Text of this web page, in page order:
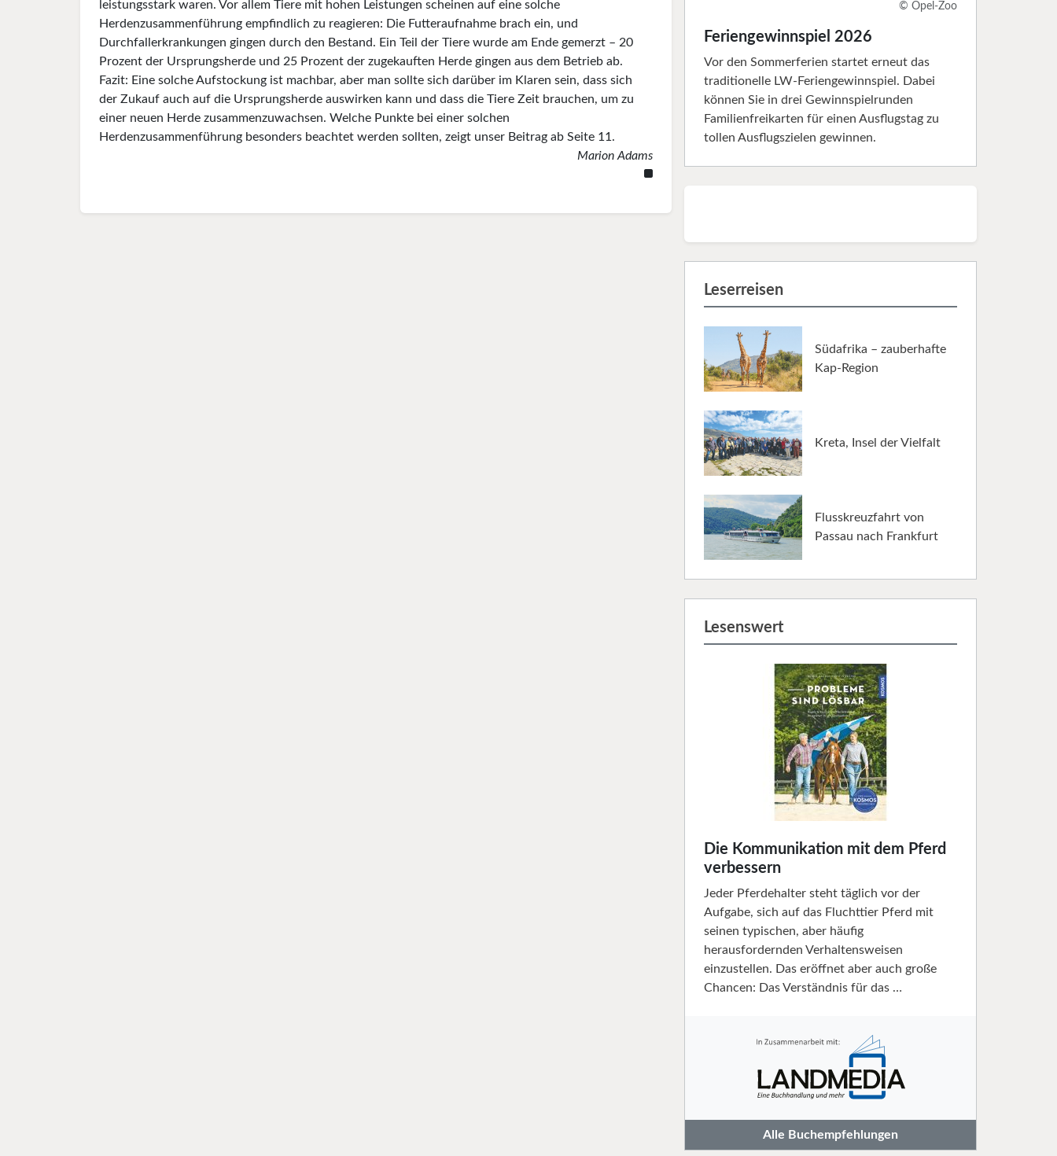
leistungsstark waren. Vor allem Tiere mit hohen Leistungen scheinen auf eine solche
Herdenzusammenführung empfindlich zu reagieren: Die Futteraufnahme brach ein, und
Durchfallerkrankungen gingen durch den Bestand. Ein Teil der Tiere wurde am Ende gemerzt – 20
Prozent der Ursprungsherde und 25 Prozent der zugekauften Herde gingen aus dem Betrieb ab.
Fazit: Eine solche Aufstockung ist machbar, aber man sollte sich darüber im Klaren sein, dass sich
der Zukauf auch auf die Ursprungsherde auswirken kann und dass die Tiere Zeit brauchen, um zu
einer neuen Herde zusammenzuwachsen. Welche Punkte bei einer solchen
Herdenzusammenführung besonders beachtet werden sollten, zeigt unser Beitrag ab Seite 11.
Marion Adams
© Opel-Zoo
Feriengewinnspiel 2026
Vor den Sommerferien startet erneut das
traditionelle LW-Feriengewinnspiel. Dabei
können Sie in drei Gewinnspielrunden
Familienfreikarten für einen Ausflugstag zu
tollen Ausflugszielen gewinnen.
Leserreisen
Südafrika – zauberhafte
Kap-Region
Kreta, Insel der Vielfalt
Flusskreuzfahrt von
Passau nach Frankfurt
Lesenswert
Die Kommunikation mit dem Pferd
verbessern
Jeder Pferdehalter steht täglich vor der
Aufgabe, sich auf das Fluchttier Pferd mit
seinen typischen, aber häufig
herausfordernden Verhaltensweisen
einzustellen. Das eröffnet aber auch große
Chancen: Das Verständnis für das …
Alle Buchempfehlungen